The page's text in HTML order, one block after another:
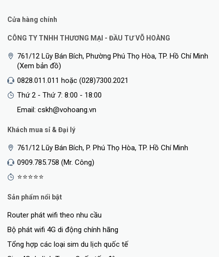
Cửa hàng chính
CÔNG TY TNHH THƯƠNG MẠI - ĐẦU TƯ VÕ HOÀNG
761/12 Lũy Bán Bích, Phường Phú Thọ Hòa, TP. Hồ Chí Minh
(Xem bản đồ)
0828.011.011 hoặc (028)7300.2021
Thứ 2 - Thứ 7: 8:00 - 18:00
Email: cskh@vohoang.vn
Khách mua sỉ & Đại lý
761/12 Lũy Bán Bích, P. Phú Thọ Hòa, TP. Hồ Chí Minh
0909.785.758 (Mr. Công)
⭐⭐⭐⭐⭐
Sản phẩm nổi bật
Router phát wifi theo nhu cầu
Bộ phát wifi 4G di động chính hãng
Tổng hợp các loại sim du lịch quốc tế